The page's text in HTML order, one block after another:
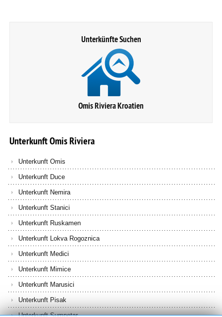
Unterkünfte Suchen
Omis Riviera Kroatien
UnterkunftOmisRiviera
Unterkunft Omis
Unterkunft Duce
Unterkunft Nemira
Unterkunft Stanici
Unterkunft Ruskamen
Unterkunft Lokva Rogoznica
Unterkunft Medici
Unterkunft Mimice
Unterkunft Marusici
Unterkunft Pisak
Unterkunft Sumpetar